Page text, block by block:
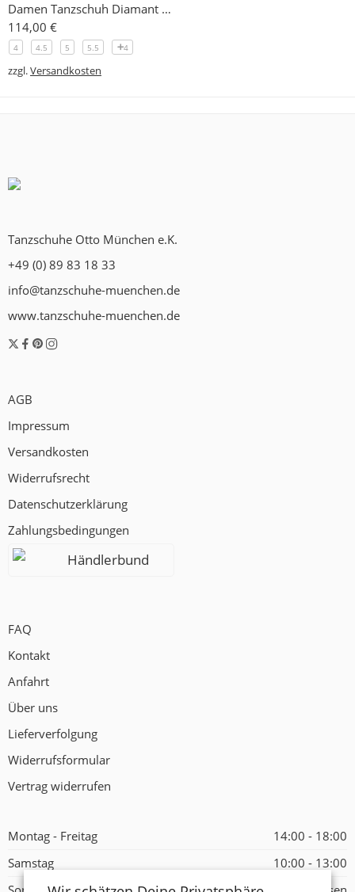
Damen Tanzschuh Diamant Modell 105
114,00 €
4 4.5 5 5.5 4
zzgl.Versandkosten
Tanzschuhe Otto München e.K.
+49 (0) 89 83 18 33
info@tanzschuhe-muenchen.de
www.tanzschuhe-muenchen.de
AGB
Impressum
Versandkosten
Widerrufsrecht
Datenschutzerklärung
Zahlungsbedingungen
Händlerbund
FAQ
Kontakt
Anfahrt
Über uns
Lieferverfolgung
Widerrufsformular
Vertrag widerrufen
Montag - Freitag
14:00 - 18:00
Samstag
10:00 - 13:00